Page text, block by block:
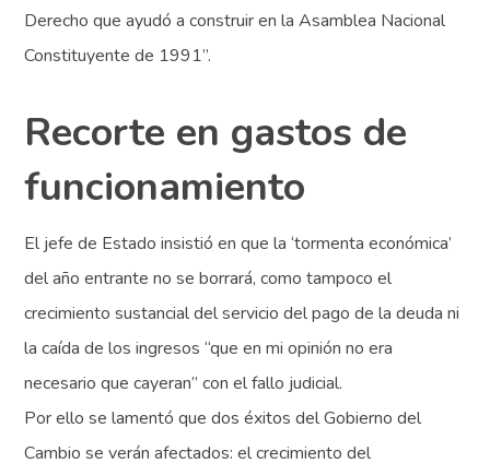
Derecho que ayudó a construir en la Asamblea Nacional
Constituyente de 1991”.
Recorte en gastos de
funcionamiento
El jefe de Estado insistió en que la ‘tormenta económica’
del año entrante no se borrará, como tampoco el
crecimiento sustancial del servicio del pago de la deuda ni
la caída de los ingresos “que en mi opinión no era
necesario que cayeran” con el fallo judicial.
Por ello se lamentó que dos éxitos del Gobierno del
Cambio se verán afectados: el crecimiento del